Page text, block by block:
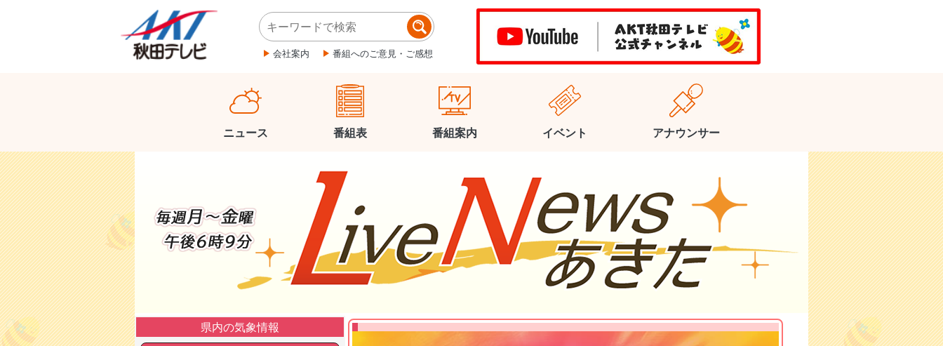
会社案内 番組へのご意見・ご感想
ニュース 番組表 番組案内 イベント アナウンサー
県内の気象情報